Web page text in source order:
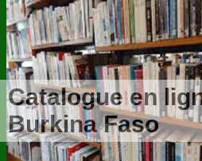
Catalogue en
Burkina Faso